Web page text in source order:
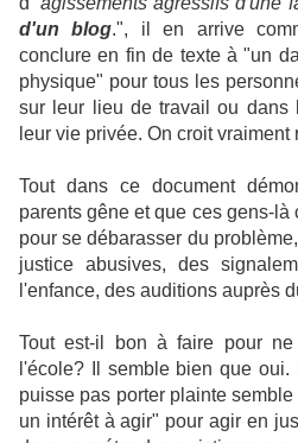
d'un blog.", il en arrive
conclure en fin de texte à "un
physique" pour tous les
sur leur lieu de travail ou
leur vie privée. On croit vraiment
Tout dans ce document
parents gêne et que ces gens-
pour se débarasser du
justice abusives, des
l'enfance, des auditions auprès
Tout est-il bon à faire pour
l'école? Il semble bien que
puisse pas porter plainte
un intérêt à agir" pour agir en